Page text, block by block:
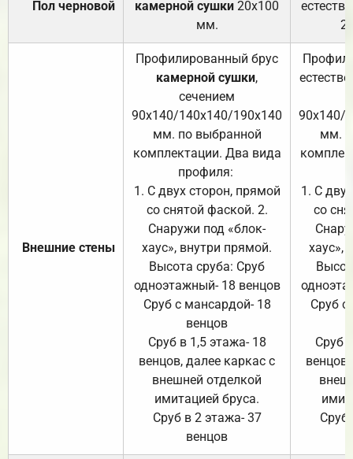
Пол черновой
камерной сушки 20х100
мм.
Внешние стены
Профилированный брус
камерной сушки,
сечением
90х140/140х140/190х140
мм. по выбранной
комплектации. Два вида
профиля:
1. С двух сторон, прямой
со снятой фаской. 2.
Снаружи под «блок-
хаус», внутри прямой.
Высота сруба: Сруб
одноэтажный- 18 венцов
Сруб с мансардой- 18
венцов
Сруб в 1,5 этажа- 18
венцов, далее каркас с
внешней отделкой
имитацией бруса.
Сруб в 2 этажа- 37
венцов
90х140/
мм.
1. С
со
хаус»,
Сруб с
Сруб
Сруб